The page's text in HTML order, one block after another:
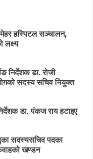
मेहर हस्पिटल सञ्चालन,
लक्ष्य
निर्देशक डा. रोजी
सदस्य सचिव नियुक्त
डा. पंकज राय हटाइए
सदस्यसचिव पदका
खण्डन